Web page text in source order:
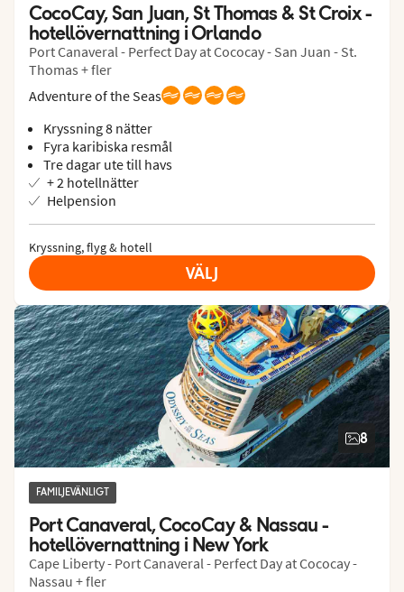
CocoCay, San Juan, St Thomas & St Croix -
hotellövernattning i Orlando
Port Canaveral - Perfect Day at Cococay - San Juan - St.
Thomas + fler
Adventure of the Seas
Kryssning 8 nätter
Fyra karibiska resmål
Tre dagar ute till havs
+ 2 hotellnätter
Helpension
Kryssning, flyg & hotell
VÄLJ
8
FAMILJEVÄNLIGT
Port Canaveral, CocoCay & Nassau -
hotellövernattning i New York
Cape Liberty - Port Canaveral - Perfect Day at Cococay -
Nassau + fler